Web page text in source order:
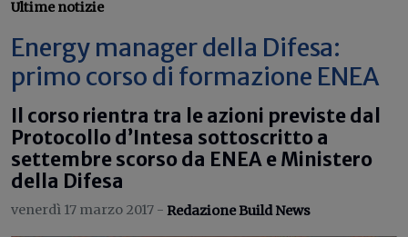
Ultime notizie
Energy manager della Difesa:
primo corso di formazione ENEA
Il corso rientra tra le azioni previste dal
Protocollo d’Intesa sottoscritto a
settembre scorso da ENEA e Ministero
della Difesa
venerdì 17 marzo 2017 - Redazione Build News